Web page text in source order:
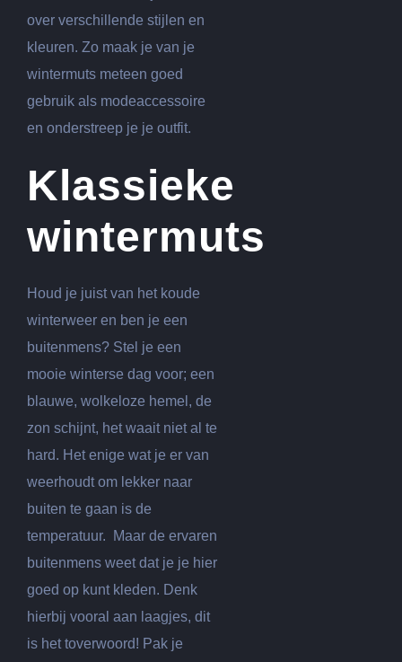
over verschillende stijlen en
kleuren. Zo maak je van je
wintermuts meteen goed
gebruik als modeaccessoire
en onderstreep je je outfit.
Klassieke
wintermuts
Houd je juist van het koude
winterweer en ben je een
buitenmens? Stel je een
mooie winterse dag voor; een
blauwe, wolkeloze hemel, de
zon schijnt, het waait niet al te
hard. Het enige wat je er van
weerhoudt om lekker naar
buiten te gaan is de
temperatuur. Maar de ervaren
buitenmens weet dat je je hier
goed op kunt kleden. Denk
hierbij vooral aan laagjes, dit
is het toverwoord! Pak je